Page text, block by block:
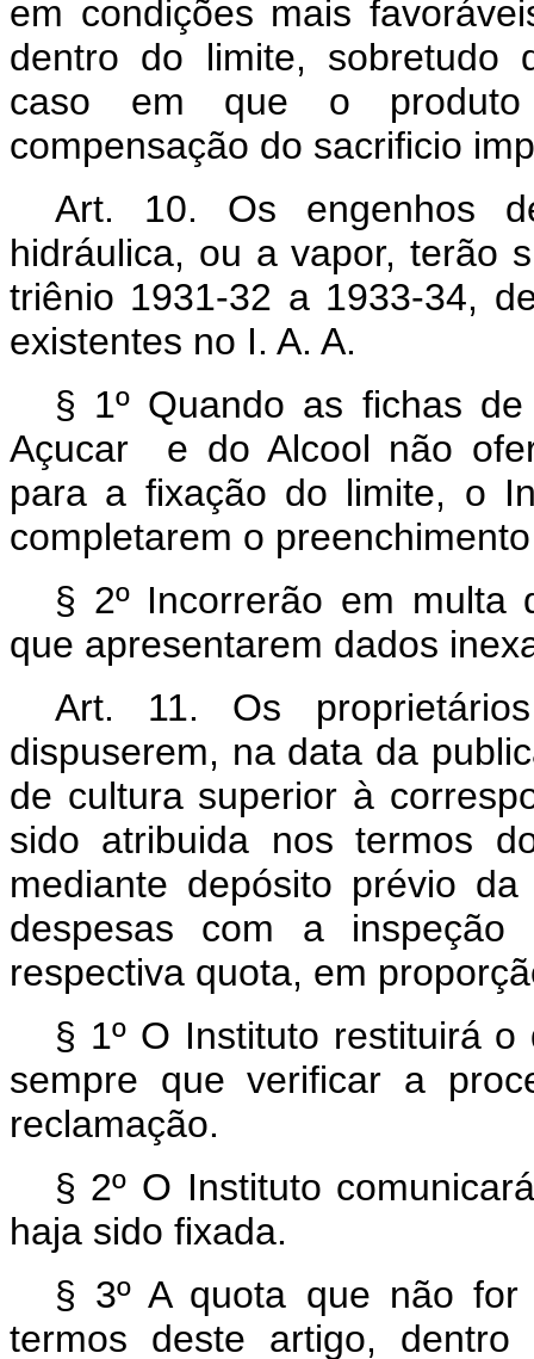
em condições mais
dentro do limite, sobretudo
caso em que o produto
compensação do sacrificio
Art. 10. Os engenhos
hidráulica, ou a vapor, terão
triênio 1931-32 a 1933-34,
existentes no I. A. A.
§ 1º Quando as fichas
Açucar e do Alcool não
para a fixação do limite, o
completarem o
§ 2º Incorrerão em multa
que apresentarem dados
Art. 11. Os
dispuserem, na data da
de cultura superior à
sido atribuida nos termos
mediante depósito prévio
despesas com a
respectiva quota, em
§ 1º O Instituto restituirá
sempre que verificar a
reclamação.
§ 2º O Instituto
haja sido fixada.
§ 3º A quota que não for
termos deste artigo,